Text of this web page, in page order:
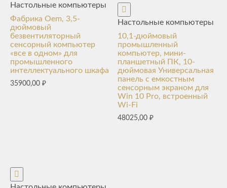
Настольные компьютеры
Фабрика Oem, 3,5-
дюймовый
безвентиляторный
сенсорный компьютер
«все в одном» для
промышленного
интеллектуального шкафа
35900,00 ₽
Настольные компьютеры
10,1-дюймовый
промышленный
компьютер, мини-
планшетный ПК, 10-
дюймовая Универсальная
панель с емкостным
сенсорным экраном для
Win 10 Pro, встроенный
Wi-Fi
48025,00₽